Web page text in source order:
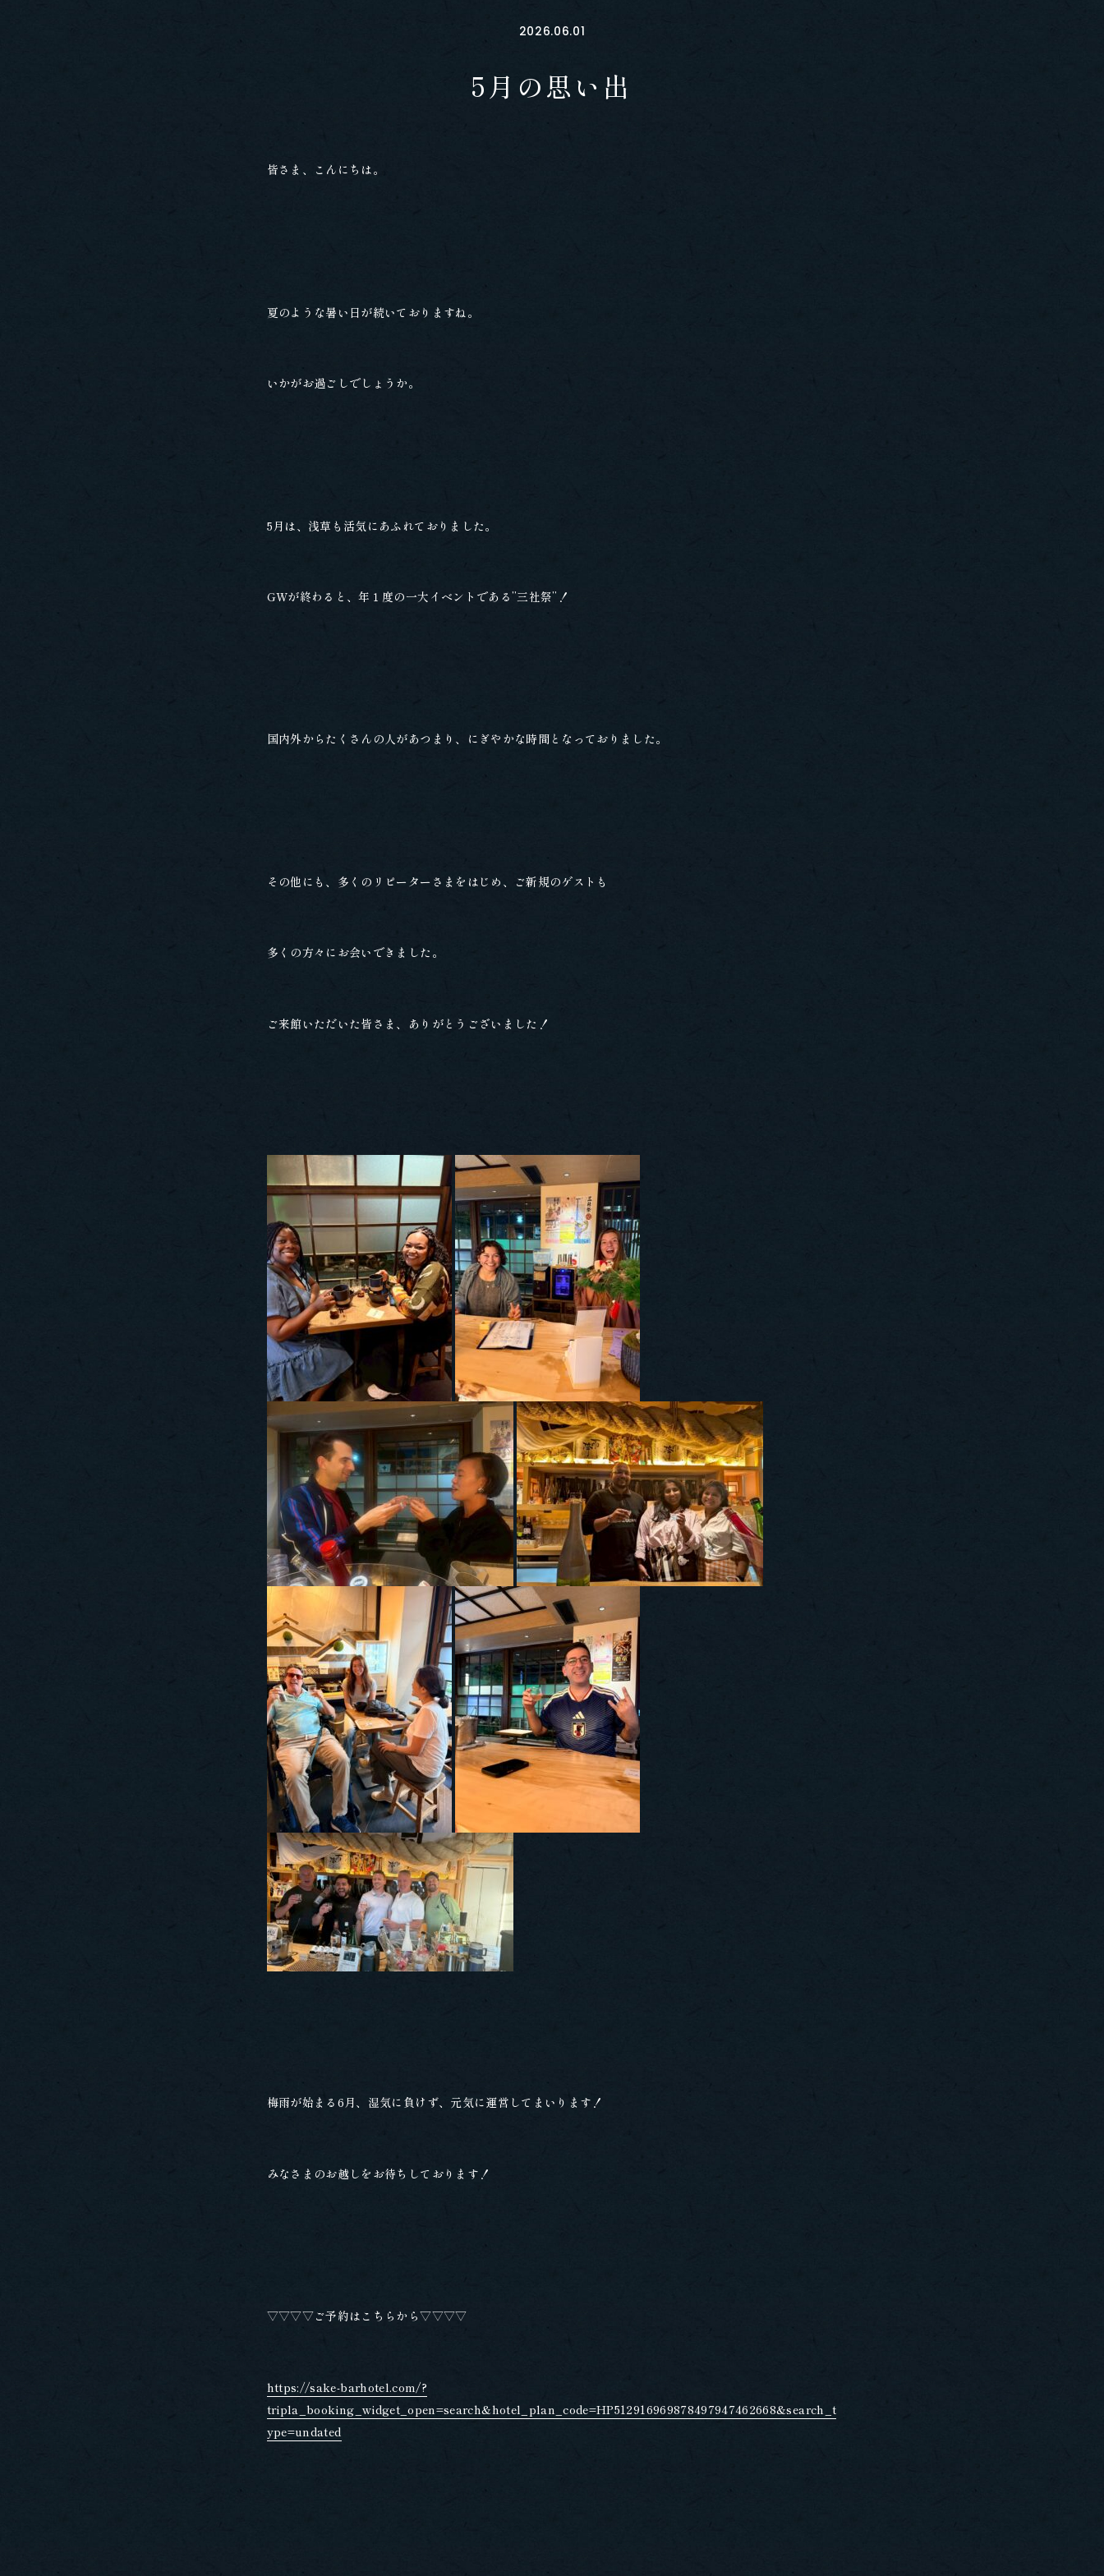
2026.06.01
5月の思い出
皆さま、こんにちは。
夏のような暑い日が続いておりますね。
いかがお過ごしでしょうか。
5月は、浅草も活気にあふれておりました。
GWが終わると、年１度の一大イベントである”三社祭”！
国内外からたくさんの人があつまり、にぎやかな時間となっておりました。
その他にも、多くのリピーターさまをはじめ、ご新規のゲストも
多くの方々にお会いできました。
ご来館いただいた皆さま、ありがとうございました！
梅雨が始まる6月、湿気に負けず、元気に運営してまいります！
みなさまのお越しをお待ちしております！
▽▽▽▽ご予約はこちらから▽▽▽▽
https://sake-barhotel.com/?
tripla_booking_widget_open=search&hotel_plan_code=HP512916969878497947462668&search_t
ype=undated